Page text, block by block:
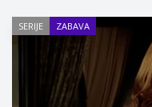
SERIJE ZABAVA